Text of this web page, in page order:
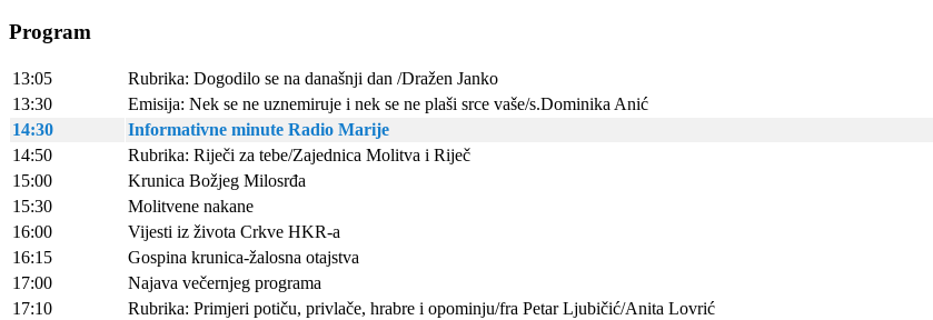
Program
13:05
Rubrika: Dogodilo se na današnji dan /Dražen Janko
13:30
Emisija: Nek se ne uznemiruje i nek se ne plaši srce vaše/s.Dominika Anić
14:30
Informativne minute Radio Marije
14:50
Rubrika: Riječi za tebe/Zajednica Molitva i Riječ
15:00
Krunica Božjeg Milosrđa
15:30
Molitvene nakane
16:00
Vijesti iz života Crkve HKR-a
16:15
Gospina krunica-žalosna otajstva
17:00
Najava večernjeg programa
17:10
Rubrika: Primjeri potiču, privlače, hrabre i opominju/fra Petar Ljubičić/Anita Lovrić